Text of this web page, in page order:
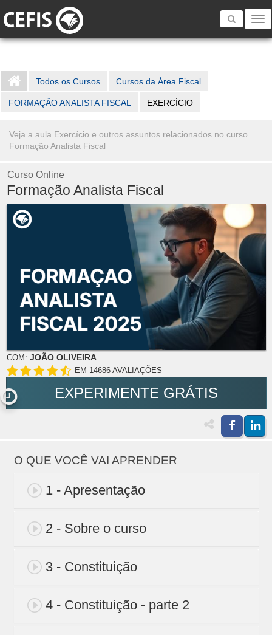
Toggle
Todos os Cursos Cursos da Área Fiscal
FORMAÇÃO ANALISTA FISCAL EXERCÍCIO
Veja a aula Exercício e outros assuntos relacionados no curso
Formação Analista Fiscal
Curso Online
Formação Analista Fiscal
COM: JOÃO OLIVEIRA
EM 14686 AVALIAÇÕES
EXPERIMENTE GRÁTIS
O QUE VOCÊ VAI APRENDER
1 - Apresentação
2 - Sobre o curso
3 - Constituição
4 - Constituição - parte 2